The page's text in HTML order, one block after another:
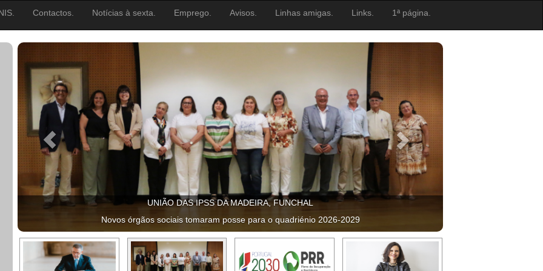
Contactos. Notícias à sexta. Emprego. Avisos. Linhas amigas. Links. 1ª página.
UNIÃO DAS IPSS DA MADEIRA, FUNCHAL
Novos órgãos sociais tomaram posse para o quadriénio 2026-2029